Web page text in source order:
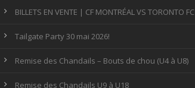
BILLETS EN VENTE | CF MONTRÉAL VS TORONTO FC
Tailgate Party 30 mai 2026!
Remise des Chandails – Bouts de chou (U4 à U8)
Remise des Chandails U9 à U18